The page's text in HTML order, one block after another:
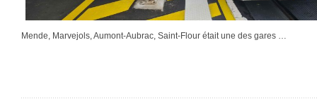
Mende, Marvejols, Aumont-Aubrac, Saint-Flour était une des gares …